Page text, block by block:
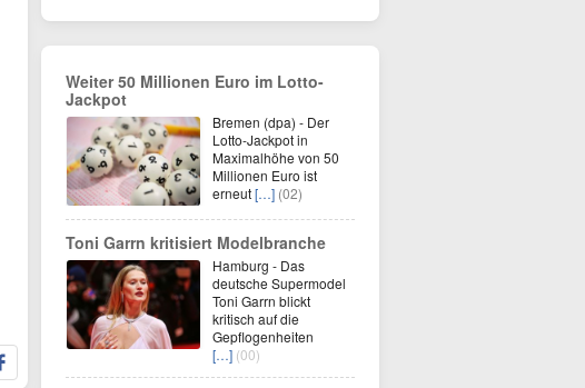
Weiter 50 Millionen Euro im Lotto-
Jackpot
Bremen (dpa) - Der
Lotto-Jackpot in
Maximalhöhe von 50
Millionen Euro ist
erneut[…] (02)
Toni Garrn kritisiert Modelbranche
Hamburg - Das
deutsche Supermodel
Toni Garrn blickt
kritisch auf die
Gepflogenheiten
[…] (00)